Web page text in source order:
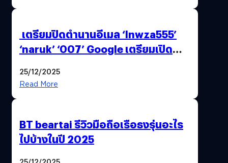
เตรียมปิดตำนานอีเมล ‘lnwza555’
‘naruk’ ‘007’ Google เตรียมเปิด
25/12/2025
Read More
BT beartai รีวิวมือถือเรือธงรุ่นอะไร
ไปบ้างในปี 2025